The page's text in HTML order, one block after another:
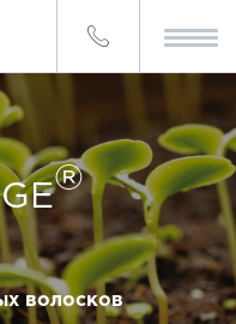
®
волосков